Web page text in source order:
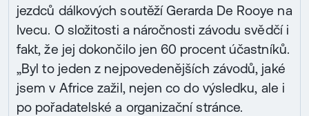
jezdců dálkových soutěží Gerarda De Rooye na
Ivecu. O složitosti a náročnosti závodu svědčí i
fakt, že jej dokončilo jen 60 procent účastníků.
„Byl to jeden z nejpovedenějších závodů, jaké
jsem v Africe zažil, nejen co do výsledku, ale i
po pořadatelské a organizační stránce.